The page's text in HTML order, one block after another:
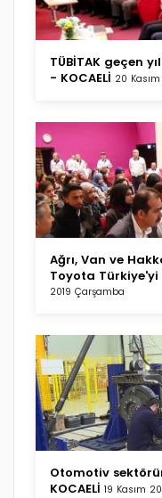
TÜBİTAK geçen
- KOCAELİ 20
Ağrı, Van ve
Toyota Türkiye'yi
2019 Çarşamba
Otomotiv
KOCAELİ 19 Kasım